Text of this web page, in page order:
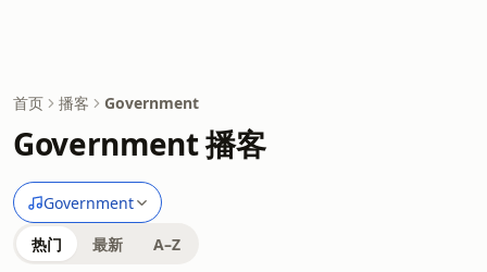
首页 播客 Government
Government 播客
Government
热门 最新 A–Z